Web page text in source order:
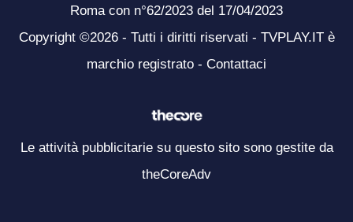
Roma con n°62/2023 del 17/04/2023
Copyright ©2026 - Tutti i diritti riservati - TVPLAY.IT è
marchio registrato - Contattaci
Le attività pubblicitarie su questo sito sono gestite da
theCoreAdv